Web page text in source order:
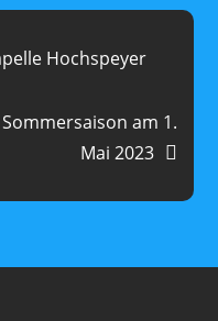
Hochspeyer
am 1.
Mai 2023